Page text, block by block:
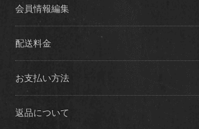
会員情報編集
配送料金
お支払い方法
返品について